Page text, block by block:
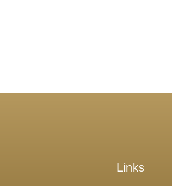
Links